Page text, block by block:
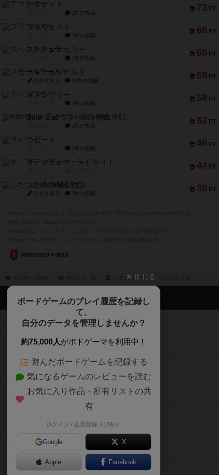
73 PT
アマナイト
1件の投稿
66 PT
ブラヴェスト
1件の投稿
60 PT
スペクタキュラー
1件の投稿
59 PT
スモールワールド
紹介文あり 13件の投稿
58 PT
ギャンブラー
2件の投稿
52 PT
Bitter End ブタペスト救出作戦
1件の投稿
46 PT
ラピード
1件の投稿
44 PT
ザ・フラッフィー・ライト
39 PT
ふたつの城の物語
紹介文あり 6件の投稿
トラッシュ＠トントゥの古びた手帖
閉じる
ボードゲームのプレイ履歴を記録し
て、
自分のデータを管理しませんか？
約75,000人がボドゲーマを利用中！
遊んだボードゲームを記録する
気になるゲームのレビューを読む
お気に入り作品・所有リストの共
有
ログイン / 会員登録（10秒）
Google X
Apple Facebook
ボドゲーマTOP
ボードゲームを検索する
ボードゲームの新着レビュー
ボードゲーム会情報
メカニクス特集
掲示板・トピックス
ボドとも・会員一覧
ボードゲーム業界コラム